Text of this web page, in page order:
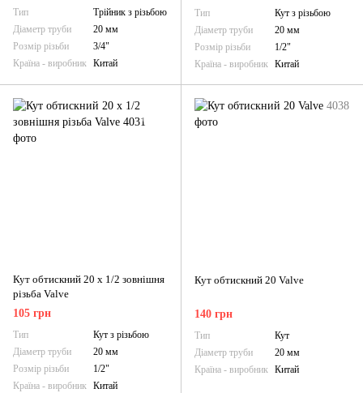
Тип
Трійник з різьбою
Діаметр труби
20 мм
Розмір різьби
3/4"
Країна - виробник Китай
Тип
Кут з різьбою
Діаметр труби
20 мм
Розмір різьби
1/2"
Країна - виробник Китай
Кут обтискний 20 х 1/2 зовнішня
різьба Valve
105 грн
Тип
Кут з різьбою
Діаметр труби
20 мм
Розмір різьби
1/2"
Країна - виробник Китай
Кут обтискний 20 Valve
140 грн
Тип
Кут
Діаметр труби
20 мм
Країна - виробник Китай